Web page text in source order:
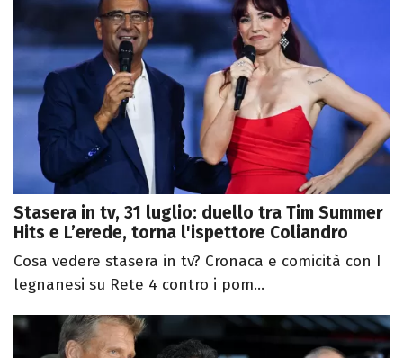
Stasera in tv, 31 luglio: duello tra Tim Summer
Hits e L’erede, torna l'ispettore Coliandro
Cosa vedere stasera in tv? Cronaca e comicità con I
legnanesi su Rete 4 contro i pom...